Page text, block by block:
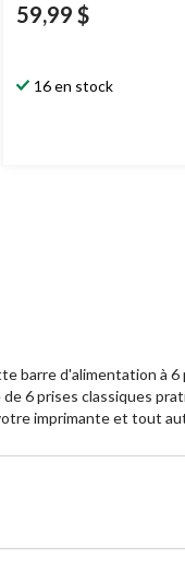
59,99 $
16 en stock
barre d'alimentation à
6 prises classiques
imprimante et tout